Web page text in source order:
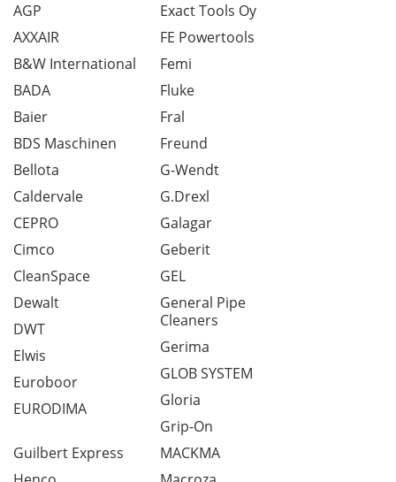
AGP
AXXAIR
B&W International
BADA
Baier
BDS Maschinen
Bellota
Caldervale
CEPRO
Cimco
CleanSpace
Dewalt
DWT
Elwis
Euroboor
EURODIMA
Exact Tools Oy
FE Powertools
Femi
Fluke
Fral
Freund
G-Wendt
G.Drexl
Galagar
Geberit
GEL
General Pipe
Cleaners
Gerima
GLOB SYSTEM
Gloria
Grip-On
Guilbert Express
MACKMA